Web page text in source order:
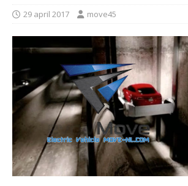
29 april 2017 move45